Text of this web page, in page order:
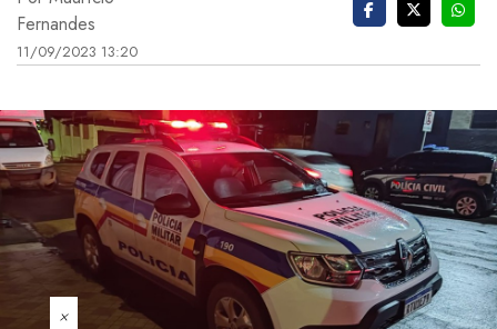
Fernandes
11/09/2023 13:20
×